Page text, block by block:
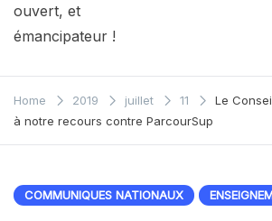
ouvert, et
émancipateur !
Home 2019 juillet 11
Le
à notre recours contre ParcourSup
COMMUNIQUES NATIONAUX